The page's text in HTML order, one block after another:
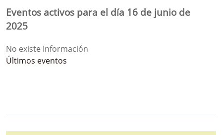
Eventos activos para el día 16 de junio de
2025
No existe Información
Últimos eventos